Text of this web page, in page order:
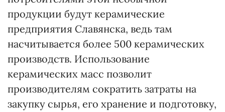
продукции будут керамические
предприятия Славянска, ведь там
насчитывается более 500 керамических
производств. Использование
керамических масс позволит
производителям сократить затраты на
закупку сырья, его хранение и подготовку,